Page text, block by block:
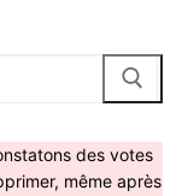
des votes
même après